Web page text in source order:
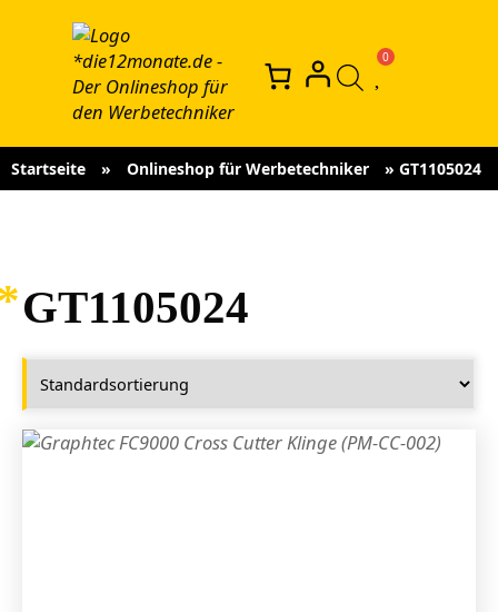
Startseite » Onlineshop für Werbetechniker » GT1105024
GT1105024